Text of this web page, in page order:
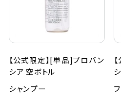
【公式限定】[単品]プロバン
シア 空ボトル
シャンプー